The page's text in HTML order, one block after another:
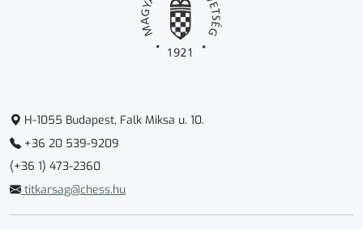
H-1055 Budapest, Falk Miksa u. 10.
+36 20 539-9209
(+36 1) 473-2360
titkarsag@chess.hu